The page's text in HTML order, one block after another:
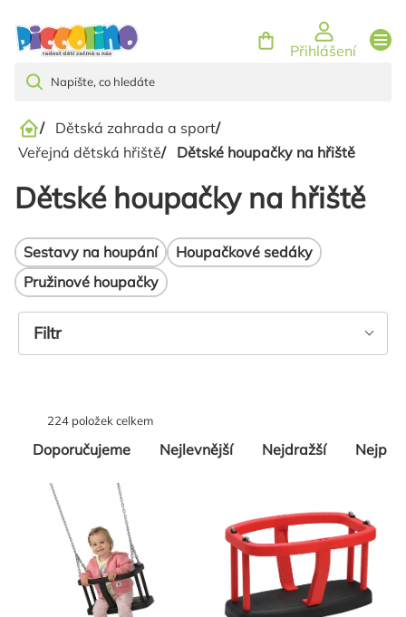
Přihlášení
Domů
/ Dětská zahrada a sport/
Veřejná dětská hřiště/ Dětské houpačky na hřiště
Dětské houpačky na hřiště
Sestavy na houpání
Houpačkové sedáky
Pružinové houpačky
Řazení
produktů
Doporučujeme Nejlevnější Nejdražší
224 položek celkem
Filtr
Výpis
produktů